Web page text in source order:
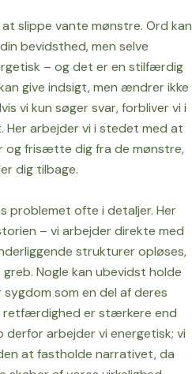
slippe vante mønstre. Ord kan
bevidsthed, men selve
– og det er en stilfærdig
give indsigt, men ændrer ikke
vi kun søger svar, forbliver vi i
Her arbejder vi i stedet med at
frisætte dig fra de mønstre,
dig tilbage.
problemet ofte i detaljer. Her
– vi arbejder direkte med
strukturer opløses,
Nogle kan ubevidst holde
som en del af deres
retfærdighed er stærkere end
derfor arbejder vi energetisk; vi
at fastholde narrativet, da